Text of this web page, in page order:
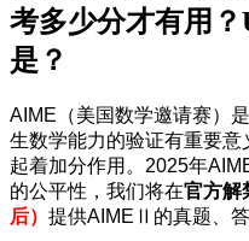
考多少分才有用
是？
AIME（美国数学邀请赛）
生数学能力的验证有重要
起着加分作用。2025年
的公平性，我们将在官方解
后） 提供AIMEⅡ的真题、答